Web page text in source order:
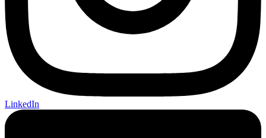
LinkedIn